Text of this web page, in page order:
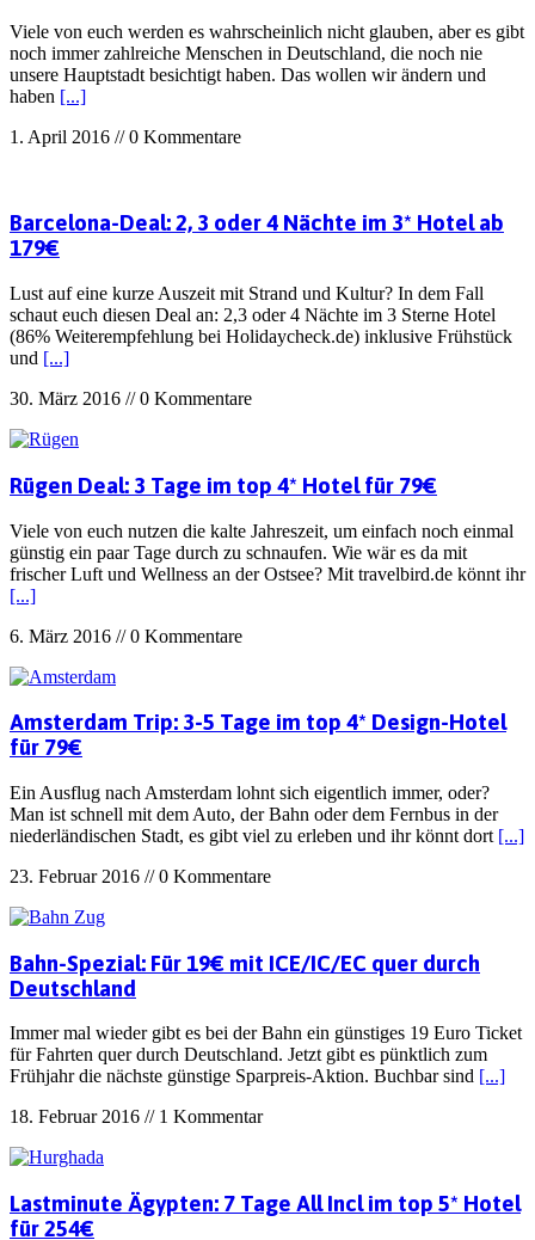
Viele von euch werden es wahrscheinlich nicht glauben, aber es gibt
noch immer zahlreiche Menschen in Deutschland, die noch nie
unsere Hauptstadt besichtigt haben. Das wollen wir ändern und
haben [...]
1. April 2016 // 0 Kommentare
Barcelona-Deal: 2, 3 oder 4 Nächte im 3* Hotel ab
179€
Lust auf eine kurze Auszeit mit Strand und Kultur? In dem Fall
schaut euch diesen Deal an: 2,3 oder 4 Nächte im 3 Sterne Hotel
(86% Weiterempfehlung bei Holidaycheck.de) inklusive Frühstück
und [...]
30. März 2016 // 0 Kommentare
Rügen Deal: 3 Tage im top 4* Hotel für 79€
Viele von euch nutzen die kalte Jahreszeit, um einfach noch einmal
günstig ein paar Tage durch zu schnaufen. Wie wär es da mit
frischer Luft und Wellness an der Ostsee? Mit travelbird.de könnt ihr
[...]
6. März 2016 // 0 Kommentare
Amsterdam Trip: 3-5 Tage im top 4* Design-Hotel
für 79€
Ein Ausflug nach Amsterdam lohnt sich eigentlich immer, oder?
Man ist schnell mit dem Auto, der Bahn oder dem Fernbus in der
niederländischen Stadt, es gibt viel zu erleben und ihr könnt dort [...]
23. Februar 2016 // 0 Kommentare
Bahn-Spezial: Für 19€ mit ICE/IC/EC quer durch
Deutschland
Immer mal wieder gibt es bei der Bahn ein günstiges 19 Euro Ticket
für Fahrten quer durch Deutschland. Jetzt gibt es pünktlich zum
Frühjahr die nächste günstige Sparpreis-Aktion. Buchbar sind [...]
18. Februar 2016 // 1 Kommentar
Lastminute Ägypten: 7 Tage All Incl im top 5* Hotel
für 254€